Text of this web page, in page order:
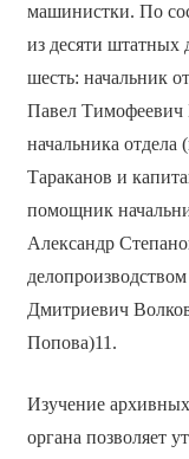
машинистки. По
из десяти
шесть: начальник
Павел Тимофеевич
начальника
Тараканов и
помощник
Александр
Дмитриевич
Попова)11.
Изучение
органа позволяет